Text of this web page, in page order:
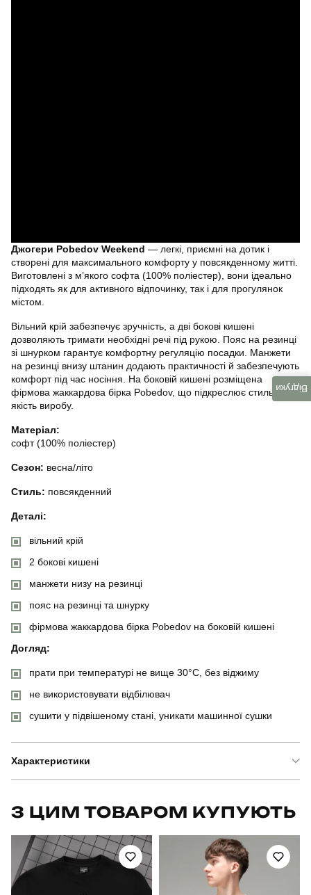
Джогери Pobedov Weekend — легкі, приємні на дотик і
створені для максимального комфорту у повсякденному житті.
Виготовлені з м’якого софта (100% поліестер), вони ідеально
підходять як для активного відпочинку, так і для прогулянок
містом.
Вільний крій забезпечує зручність, а дві бокові кишені
дозволяють тримати необхідні речі під рукою. Пояс на резинці
зі шнурком гарантує комфортну регуляцію посадки. Манжети
на резинці внизу штанин додають практичності й забезпечують
комфорт під час носіння. На боковій кишені розміщена
фірмова жаккардова бірка Pobedov, що підкреслює стиль і
якість виробу.
Матеріал:
софт (100% поліестер)
Сезон: весна/літо
Стиль: повсякденний
Деталі:
вільний крій
2 бокові кишені
манжети низу на резинці
пояс на резинці та шнурку
фірмова жаккардова бірка Pobedov на боковій кишені
Догляд:
прати при температурі не вище 30°C, без віджиму
не використовувати відбілювач
сушити у підвішеному стані, уникати машинної сушки
Характеристики
Артикул PNjo2894Sge
З ЦИМ ТОВАРОМ КУПУЮТЬ
Відгуки